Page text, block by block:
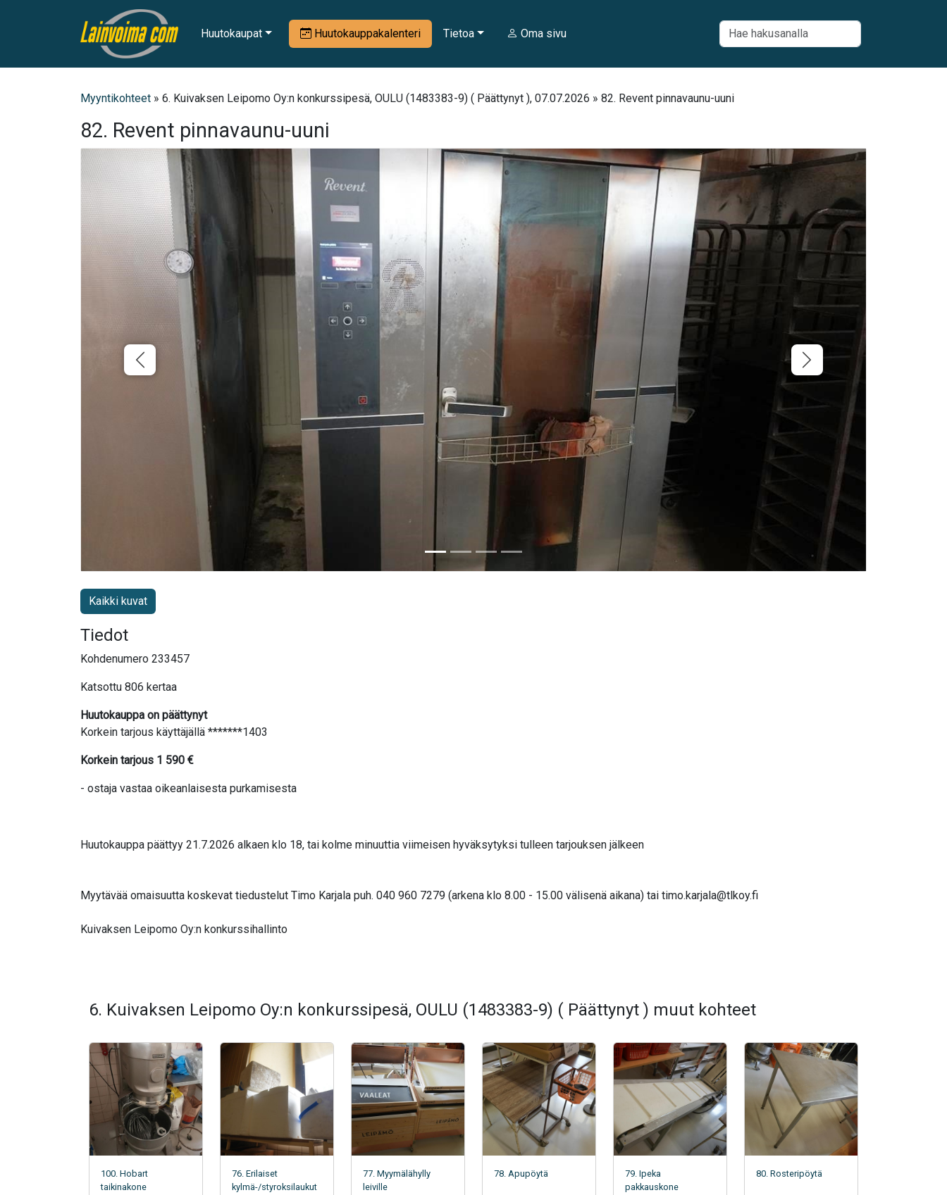
Huutokaupat Huutokauppakalenteri Tietoa Oma sivu
Myyntikohteet » 6. Kuivaksen Leipomo Oy:n konkurssipesä, OULU (1483383-9) ( Päättynyt ), 07.07.2026 » 82. Revent pinnavaunu-uuni
82. Revent pinnavaunu-uuni
Kaikki kuvat
Tiedot
Kohdenumero 233457
Katsottu 806 kertaa
Huutokauppa on päättynyt
Korkein tarjous käyttäjällä *******1403
Korkein tarjous 1 590 €
- ostaja vastaa oikeanlaisesta purkamisesta
Huutokauppa päättyy 21.7.2026 alkaen klo 18, tai kolme minuuttia viimeisen hyväksytyksi tulleen tarjouksen jälkeen
Myytävää omaisuutta koskevat tiedustelut Timo Karjala puh. 040 960 7279 (arkena klo 8.00 - 15.00 välisenä aikana) tai timo.karjala@tlkoy.fi
Kuivaksen Leipomo Oy:n konkurssihallinto
6. Kuivaksen Leipomo Oy:n konkurssipesä, OULU (1483383-9) ( Päättynyt ) muut kohteet
100. Hobart
taikinakone
76. Erilaiset
kylmä-/styroksilaukut
77. Myymälähylly
leiville
78. Apupöytä
79. Ipeka
pakkauskone
80. Rosteripöytä